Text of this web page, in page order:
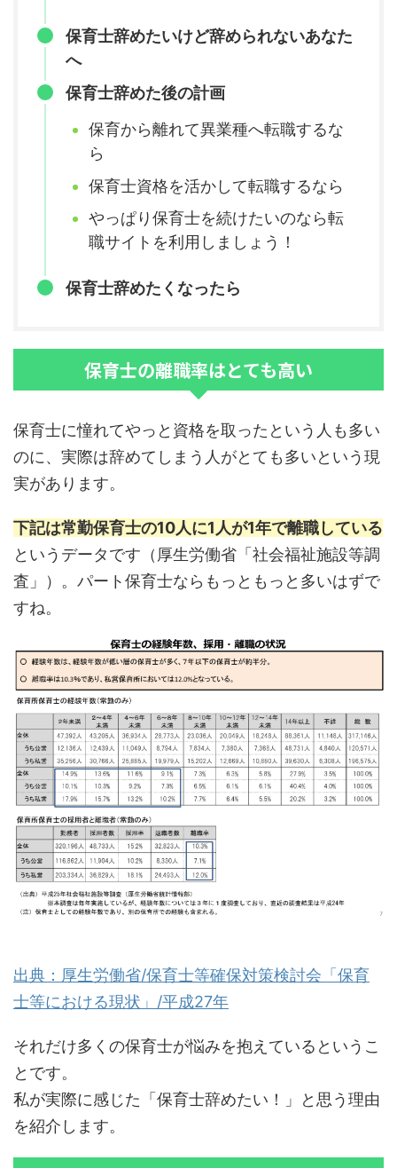
保育士辞めたいけど辞められないあなた
へ
保育士辞めた後の計画
保育から離れて異業種へ転職するな
ら
保育士資格を活かして転職するなら
やっぱり保育士を続けたいのなら転
職サイトを利用しましょう！
保育士辞めたくなったら
保育士の離職率はとても高い
保育士に憧れてやっと資格を取ったという人も多い
のに、実際は辞めてしまう人がとても多いという現
実があります。
下記は常勤保育士の10人に1人が1年で離職している
というデータです（厚生労働省「社会福祉施設等調
査」）。パート保育士ならもっともっと多いはずで
すね。
出典：厚生労働省/保育士等確保対策検討会「保育
士等における現状」/平成27年
それだけ多くの保育士が悩みを抱えているというこ
とです。
私が実際に感じた「保育士辞めたい！」と思う理由
を紹介します。